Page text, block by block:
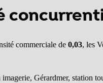
commerciale de 0,03, les
Gérardmer, station